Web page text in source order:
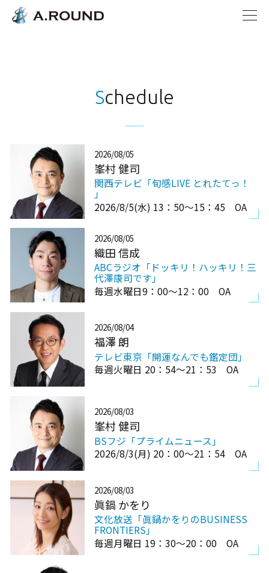
Schedule
2026/08/05
峯村 健司
関西テレビ「旬感LIVE とれたてっ！
」
2026/8/5(水) 13：50～15：45 OA
2026/08/05
織田 信成
ABCラジオ「ドッキリ！ハッキリ！三
代澤康司です」
毎週水曜日9：00～12：00 OA
2026/08/04
福澤 朗
テレビ東京「開運なんでも鑑定団」
毎週火曜日 20：54～21：53 OA
2026/08/03
峯村 健司
BSフジ「プライムニュース」
2026/8/3(月) 20：00～21：54 OA
2026/08/03
眞鍋 かをり
文化放送「眞鍋かをりのBUSINESS
FRONTIERS」
毎週月曜日 19：30～20：00 OA